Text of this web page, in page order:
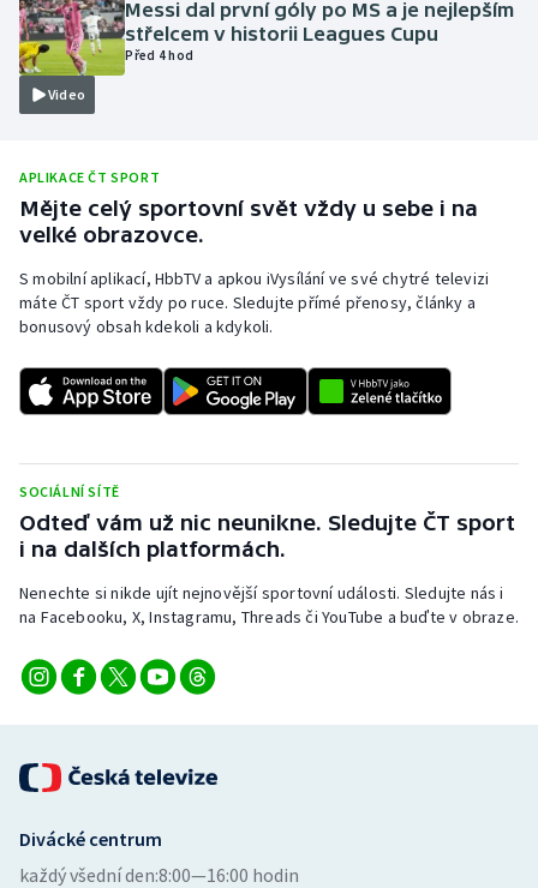
Parasport
Plavání
Ragby
Rychlobruslení
Rychlostní kanoistika
Sportovní střelba
Stolní tenis
Triatlon
Veslování
Volejbal
Video
Messi dal první góly po MS a je nejlepším
střelcem v historii Leagues Cupu
Před 4 hod
APLIKACE ČT SPORT
Mějte celý sportovní svět vždy u sebe i na
velké obrazovce.
S mobilní aplikací, HbbTV a apkou iVysílání ve své chytré televizi
máte ČT sport vždy po ruce. Sledujte přímé přenosy, články a
bonusový obsah kdekoli a kdykoli.
SOCIÁLNÍ SÍTĚ
Odteď vám už nic neunikne. Sledujte ČT sport
i na dalších platformách.
Nenechte si nikde ujít nejnovější sportovní události. Sledujte nás i
na Facebooku, X, Instagramu, Threads či YouTube a buďte v obraze.
Divácké centrum
každý všední den:8:00—16:00 hodin